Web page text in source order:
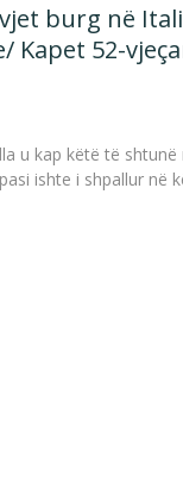
burg në
Kapet 52-
u kap këtë të
ishte i shpallur në